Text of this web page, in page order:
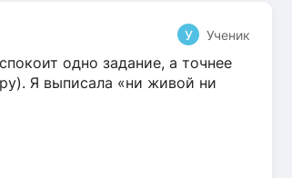
У Ученик
одно задание, а точнее
Я выписала «ни живой ни